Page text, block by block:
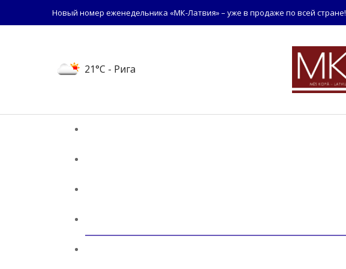
Новый номер еженедельника «МК-Латвия» – уже в продаже по всей стране!
21°C - Рига